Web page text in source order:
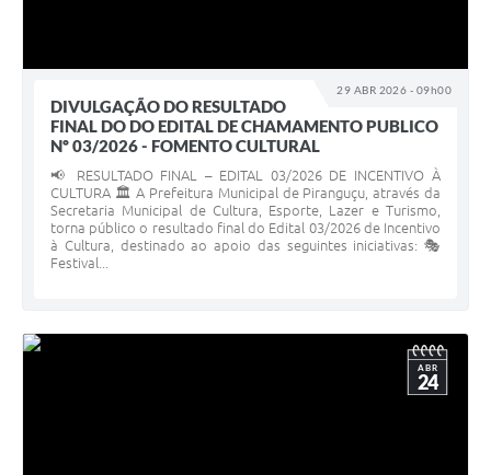
29 ABR 2026 - 09h00
DIVULGAÇÃO DO RESULTADO
FINAL DO DO EDITAL DE CHAMAMENTO PUBLICO
Nº 03/2026 - FOMENTO CULTURAL
📢 RESULTADO FINAL – EDITAL 03/2026 DE INCENTIVO À
CULTURA 🏛️ A Prefeitura Municipal de Piranguçu, através da
Secretaria Municipal de Cultura, Esporte, Lazer e Turismo,
torna público o resultado final do Edital 03/2026 de Incentivo
à Cultura, destinado ao apoio das seguintes iniciativas: 🎭
Festival...
ABR
24